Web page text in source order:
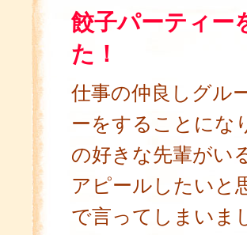
餃子パーティー
た！
仕事の仲良しグル
ーをすることにな
の好きな先輩がい
アピールしたいと
で言ってしまいま